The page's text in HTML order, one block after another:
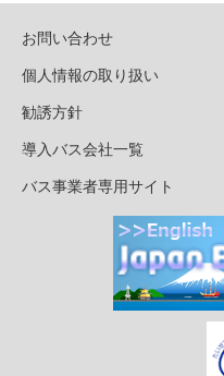
お問い合わせ
個人情報の取り扱い
勧誘方針
導入バス会社一覧
バス事業者専用サイト